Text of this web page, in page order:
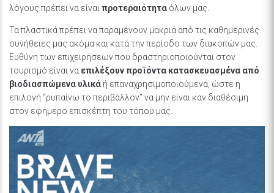
λόγους πρέπει να είναι προτεραιότητα όλων μας.
Τα πλαστικά πρέπει να παραμένουν μακριά από τις καθημερινές
συνήθειες μας ακόμα και κατά την περίοδο των διακοπών μας.
Ευθύνη των επιχειρήσεων που δραστηριοποιούνται στον
τουρισμό είναι να επιλέξουν προϊόντα κατασκευασμένα από
βιοδιασπώμενα υλικά ή επαναχρησιμοποιούμενα, ώστε η
επιλογή “ρυπαίνω το περιβάλλον” να μην είναι καν διαθέσιμη
στον εφήμερο επισκέπτη του τόπου μας.